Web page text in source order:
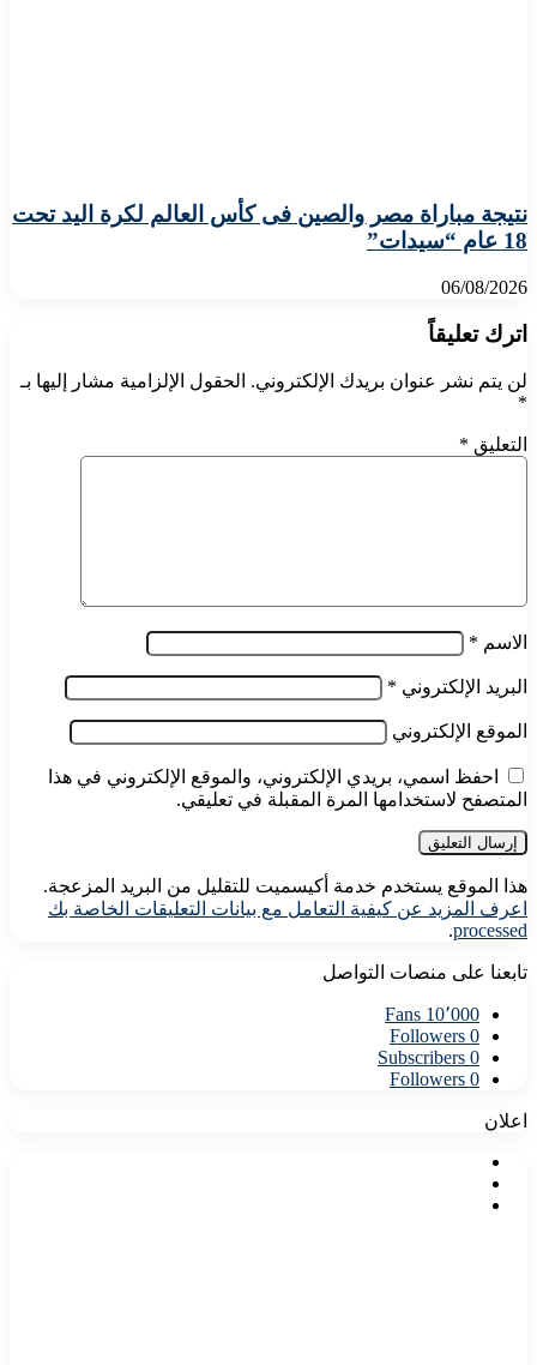
نتيجة مباراة مصر والصين فى كأس العالم لكرة اليد تحت
18 عام “سيدات”
06/08/2026
اترك تعليقاً
لن يتم نشر عنوان بريدك الإلكتروني. الحقول الإلزامية مشار إليها بـ
*
التعليق *
الاسم *
البريد الإلكتروني *
الموقع الإلكتروني
احفظ اسمي، بريدي الإلكتروني، والموقع الإلكتروني في هذا
المتصفح لاستخدامها المرة المقبلة في تعليقي.
هذا الموقع يستخدم خدمة أكيسميت للتقليل من البريد المزعجة.
اعرف المزيد عن كيفية التعامل مع بيانات التعليقات الخاصة بك
processed
.
تابعنا على منصات التواصل
10٬000 Fans
0
Followers
0
Subscribers
0
Followers
اعلان